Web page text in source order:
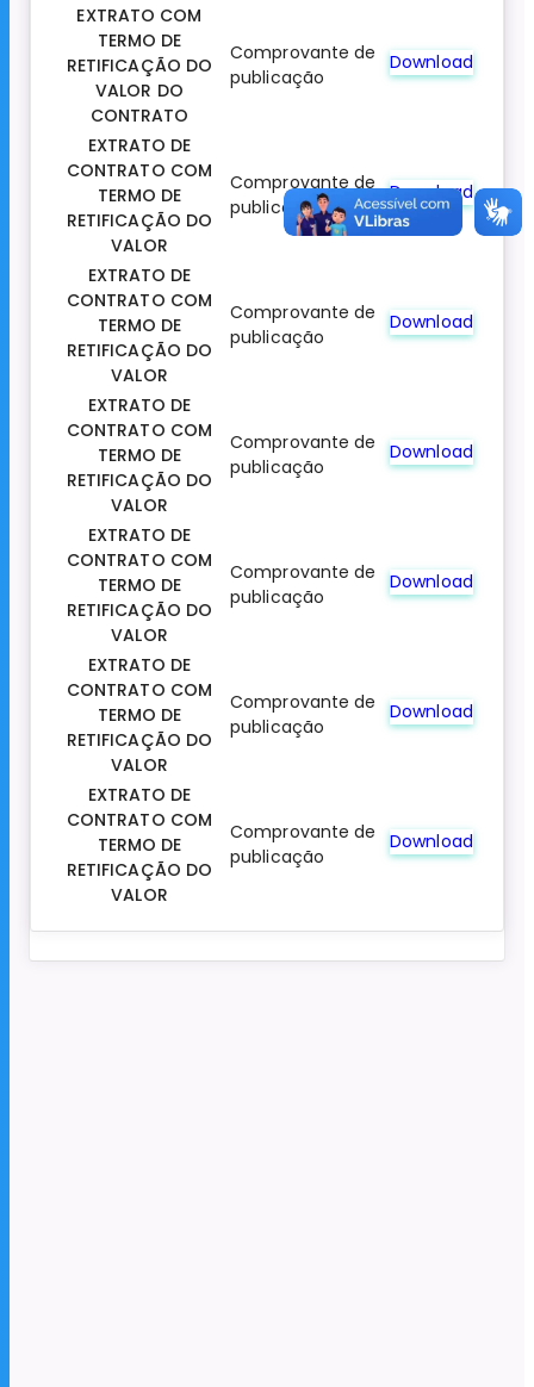
EXTRATO COM
TERMO DE
RETIFICAÇÃO DO
VALOR DO
CONTRATO
Comprovante de
publicação
Download
EXTRATO DE
CONTRATO COM
TERMO DE
RETIFICAÇÃO DO
VALOR
Comprovante de
publicação
Download
EXTRATO DE
CONTRATO COM
TERMO DE
RETIFICAÇÃO DO
VALOR
Comprovante de
publicação
Download
EXTRATO DE
CONTRATO COM
TERMO DE
RETIFICAÇÃO DO
VALOR
Comprovante de
publicação
Download
EXTRATO DE
CONTRATO COM
TERMO DE
RETIFICAÇÃO DO
VALOR
Comprovante de
publicação
Download
EXTRATO DE
CONTRATO COM
TERMO DE
RETIFICAÇÃO DO
VALOR
Comprovante de
publicação
Download
EXTRATO DE
CONTRATO COM
TERMO DE
RETIFICAÇÃO DO
VALOR
Comprovante de
publicação
Download